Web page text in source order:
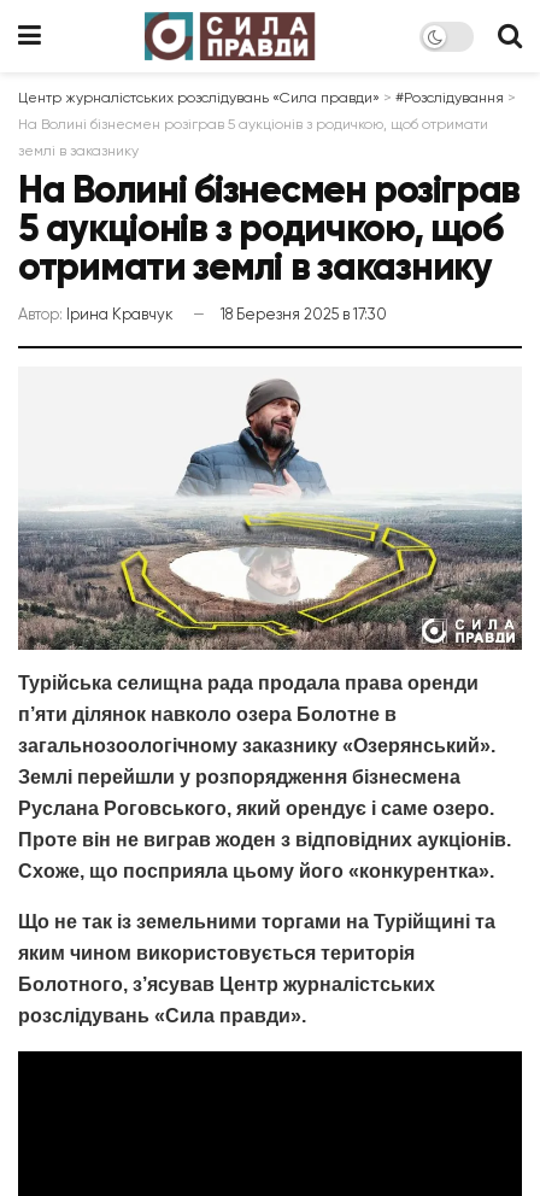
Центр журналістських розслідувань «Сила правди» > #Розслідування >
На Волині бізнесмен розіграв 5 аукціонів з родичкою, щоб отримати
землі в заказнику
На Волині бізнесмен розіграв
5 аукціонів з родичкою, щоб
отримати землі в заказнику
Автор: Ірина Кравчук 18 Березня 2025 в 17:30
Турійська селищна рада продала права оренди
п’яти ділянок навколо озера Болотне в
загальнозоологічному заказнику «Озерянський».
Землі перейшли у розпорядження бізнесмена
Руслана Роговського, який орендує і саме озеро.
Проте він не виграв жоден з відповідних аукціонів.
Схоже, що посприяла цьому його «конкурентка».
Що не так із земельними торгами на Турійщині та
яким чином використовується територія
Болотного, з’ясував Центр журналістських
розслідувань «Сила правди».